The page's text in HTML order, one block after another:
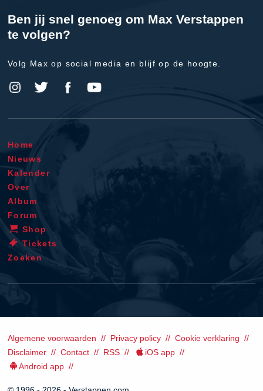
Ben jij snel genoeg om Max Verstappen
te volgen?
Volg Max op social media en blijf op de hoogte.
Home
Nieuws
Kalender
Over
Album
Forum
Shop
Tickets
Zoeken
Algemene voorwaarden Privacy policy
Cookie verklaring
Disclaimer
Contact RSS
iOS app
Android app